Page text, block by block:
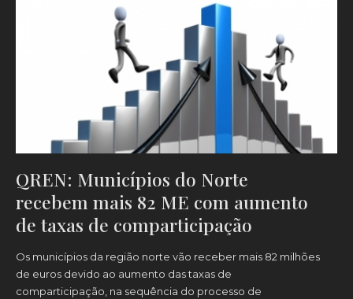
QREN: Municípios do Norte
recebem mais 82 ME com aumento
de taxas de comparticipação
Os municípios da região norte vão receber mais 82 milhões
de euros devido ao aumento das taxas de
comparticipação, na sequência do processo de